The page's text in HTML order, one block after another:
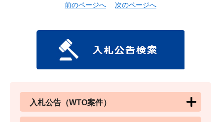
前のページへ 次のページへ
入札公告（WTO案件）